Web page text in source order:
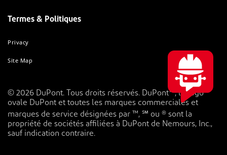
Termes & Politiques
Privacy
Site Map
© 2026 DuPont. Tous droits réservés. DuPont™, le logo
ovale DuPont et toutes les marques commerciales et
marques de service désignées par ™, ℠ ou ® sont la
propriété de sociétés affiliées à DuPont de Nemours, Inc.,
sauf indication contraire.